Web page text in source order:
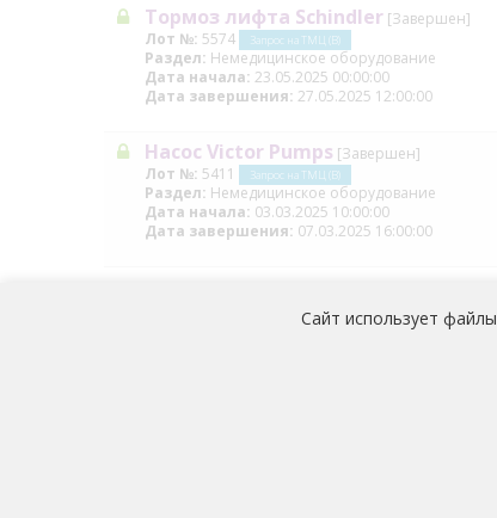
Тормоз лифта Schindler [Завершен]
Лот №: 5574 Запрос на ТМЦ (В)
Раздел: Немедицинское оборудование
Дата начала: 23.05.2025 00:00:00
Дата завершения: 27.05.2025 12:00:00
Насос Victor Pumps [Завершен]
Лот №: 5411 Запрос на ТМЦ (В)
Раздел: Немедицинское оборудование
Дата начала: 03.03.2025 10:00:00
Дата завершения: 07.03.2025 16:00:00
Сайт использует файлы